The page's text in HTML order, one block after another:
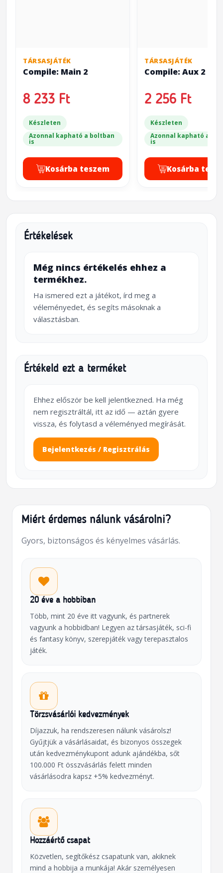
TÁRSASJÁTÉK
Compile: Main 2
8 233 Ft
Készleten
Azonnal kapható a boltban
is
Kosárba teszem
TÁRSASJÁTÉK
Compile: Aux 2
2 256 Ft
Készleten
Azonnal kapható a
is
Kosárba
Értékelések
Még nincs értékelés ehhez a
termékhez.
Ha ismered ezt a játékot, írd meg a
véleményedet, és segíts másoknak a
választásban.
Értékeld ezt a terméket
Ehhez először be kell jelentkezned. Ha még
nem regisztráltál, itt az idő — aztán gyere
vissza, és folytasd a véleményed megírását.
Bejelentkezés / Regisztrálás
Miért érdemes nálunk vásárolni?
Gyors, biztonságos és kényelmes vásárlás.
20 éve a hobbiban
Több, mint 20 éve itt vagyunk, és partnerek
vagyunk a hobbidban! Legyen az társasjáték, sci-fi
és fantasy könyv, szerepjáték vagy terepasztalos
játék.
Törzsvásárlói kedvezmények
Díjazzuk, ha rendszeresen nálunk vásárolsz!
Gyűjtjük a vásárlásaidat, és bizonyos összegek
után kedvezménykupont adunk ajándékba, sőt
100.000 Ft összvásárlás felett minden
vásárlásodra kapsz +5% kedvezményt.
Hozzáértő csapat
Közvetlen, segítőkész csapatunk van, akiknek
mind a hobbija a munkája! Akár személyesen